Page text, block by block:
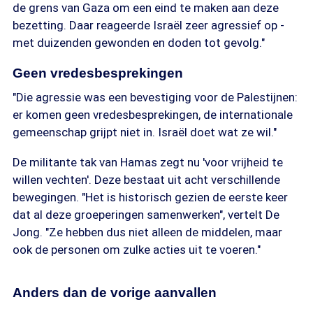
de grens van Gaza om een eind te maken aan deze
bezetting. Daar reageerde Israël zeer agressief op -
met duizenden gewonden en doden tot gevolg."
Geen vredesbesprekingen
"Die agressie was een bevestiging voor de Palestijnen:
er komen geen vredesbesprekingen, de internationale
gemeenschap grijpt niet in. Israël doet wat ze wil."
De militante tak van Hamas zegt nu 'voor vrijheid te
willen vechten'. Deze bestaat uit acht verschillende
bewegingen. "Het is historisch gezien de eerste keer
dat al deze groeperingen samenwerken", vertelt De
Jong. "Ze hebben dus niet alleen de middelen, maar
ook de personen om zulke acties uit te voeren."
Anders dan de vorige aanvallen